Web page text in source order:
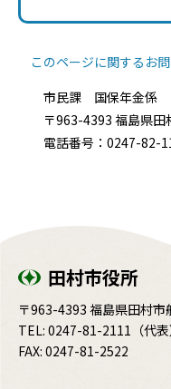
このページに関するお
市民課 国保年金係
〒963-4393 福島県
電話番号：0247-82-
田村市役所
〒963-4393 福島県田村
TEL: 0247-81-2111 （代
FAX: 0247-81-2522